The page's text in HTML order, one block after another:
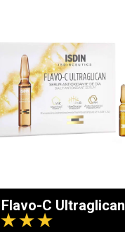
Flavo-C Ultraglican
★★★